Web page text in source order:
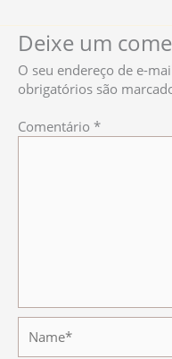
Deixe um
O seu endereço de e-
obrigatórios são
Comentário *